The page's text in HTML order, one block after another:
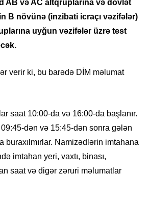
AB və AC altqruplarına və dövlət
B növünə (inzibati icraçı vəzifələr)
uyğun vəzifələr üzrə test
verir ki, bu barədə DİM məlumat
saat 10:00-da və 16:00-da başlanır.
dən və 15:45-dən sonra gələn
buraxılmırlar. Namizədlərin imtahana
imtahan yeri, vaxtı, binası,
saat və digər zəruri məlumatlar